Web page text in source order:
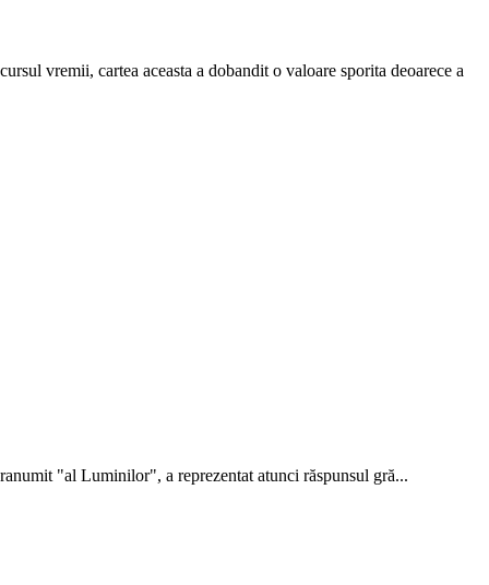
vremii, cartea aceasta a dobandit o valoare sporita deoarece a
"al Luminilor", a reprezentat atunci răspunsul gră...